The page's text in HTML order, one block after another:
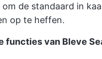
om de standaard in
op te heffen.
functies van Bleve